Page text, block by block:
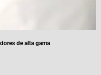
de alta gama